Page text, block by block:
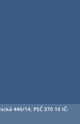
440/14, PSČ 370 10 IČ: